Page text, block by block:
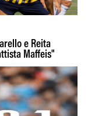
e Reita
Maffeis"